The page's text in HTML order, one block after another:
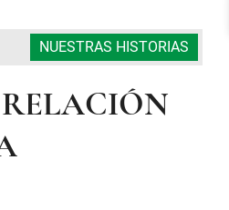
NUESTRAS HISTORIAS